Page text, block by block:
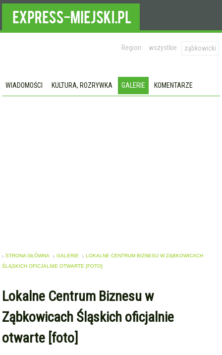
Region: wszystkie ząbkowicki
WIADOMOŚCI KULTURA, ROZRYWKA GALERIE KOMENTARZE
STRONA GŁÓWNA GALERIE
LOKALNE CENTRUM BIZNESU W ZĄBKOWICACH
ŚLĄSKICH OFICJALNIE OTWARTE [FOTO]
Lokalne Centrum Biznesu w
Ząbkowicach Śląskich oficjalnie
otwarte [foto]